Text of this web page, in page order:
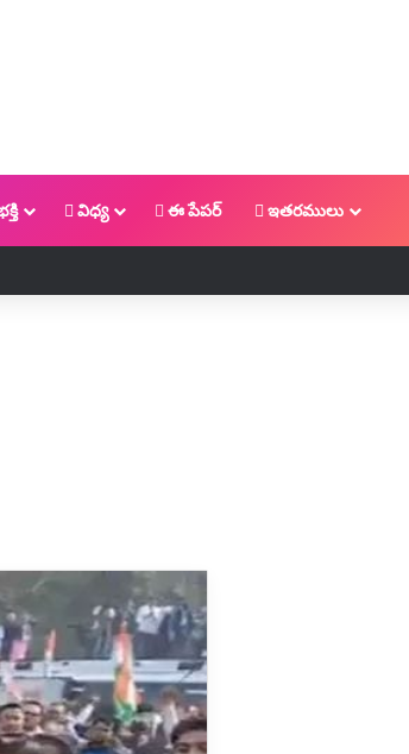
విధ్య ఈ పేపర్ ఇతరములు